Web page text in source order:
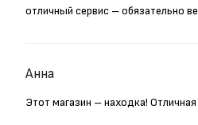
отличный сервис – обязательно
Анна
Этот магазин – находка!